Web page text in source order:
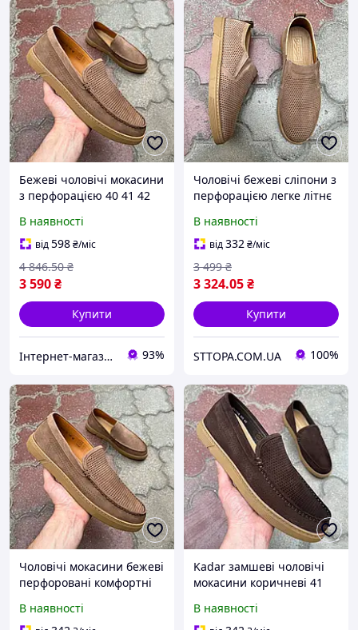
Бежеві чоловічі мокасини
з перфорацією 40 41 42
В наявності
від598₴/міс
3 590₴
4 846.50 ₴
Купити
Інтернет-магазин "Perfectstore" 93%
Чоловічі бежеві сліпони з
перфорацією легке літнє
В наявності
від332₴/міс
3 324.05₴
3 499 ₴
Купити
STTOPA.COM.UA 100%
Чоловічі мокасини бежеві
перфоровані комфортні
В наявності
Kadar замшеві чоловічі
мокасини коричневі 41
В наявності